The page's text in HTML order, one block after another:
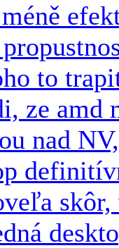
to
ze
nad